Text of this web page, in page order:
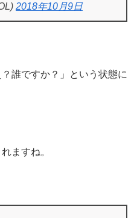
2018年10月9日
誰ですか？」という状態に
ますね。